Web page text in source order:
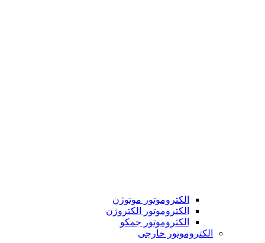
الکتروموتور موتوژن
الکتروموتور الکتروژن
الکتروموتور جمکو
الکتروموتور خارجی